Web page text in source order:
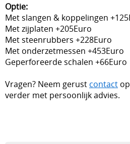
Optie:
Met slangen & koppelingen
Met zijplaten +205Euro
Met steenrubbers +228Euro
Met onderzetmessen +453Euro
Geperforeerde schalen +66Euro
Vragen? Neem gerust contact
verder met persoonlijk advies.